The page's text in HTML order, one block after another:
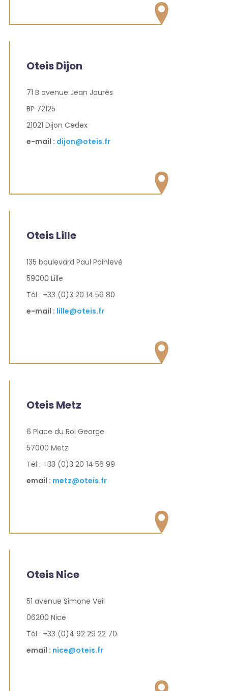
Oteis Dijon
71 B avenue Jean Jaurès
BP 72125
21021 Dijon Cedex
e-mail : dijon@oteis.fr
Oteis Lille
135 boulevard Paul Painlevé
59000 Lille
Tél : +33 (0)3 20 14 56 80
e-mail : lille@oteis.fr
Oteis Metz
6 Place du Roi George
57000 Metz
Tél : +33 (0)3 20 14 56 99
email : metz@oteis.fr
Oteis Nice
51 avenue Simone Veil
06200 Nice
Tél : +33 (0)4 92 29 22 70
email : nice@oteis.fr